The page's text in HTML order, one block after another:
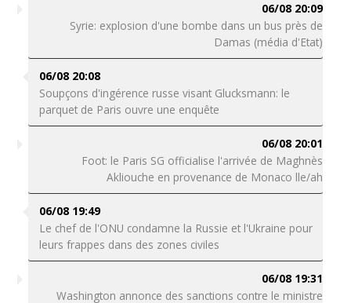
06/08 20:09
Syrie: explosion d'une bombe dans un bus près de
Damas (média d'Etat)
06/08 20:08
Soupçons d'ingérence russe visant Glucksmann: le
parquet de Paris ouvre une enquête
06/08 20:01
Foot: le Paris SG officialise l'arrivée de Maghnès
Akliouche en provenance de Monaco lle/ah
06/08 19:49
Le chef de l'ONU condamne la Russie et l'Ukraine pour
leurs frappes dans des zones civiles
06/08 19:31
Washington annonce des sanctions contre le ministre